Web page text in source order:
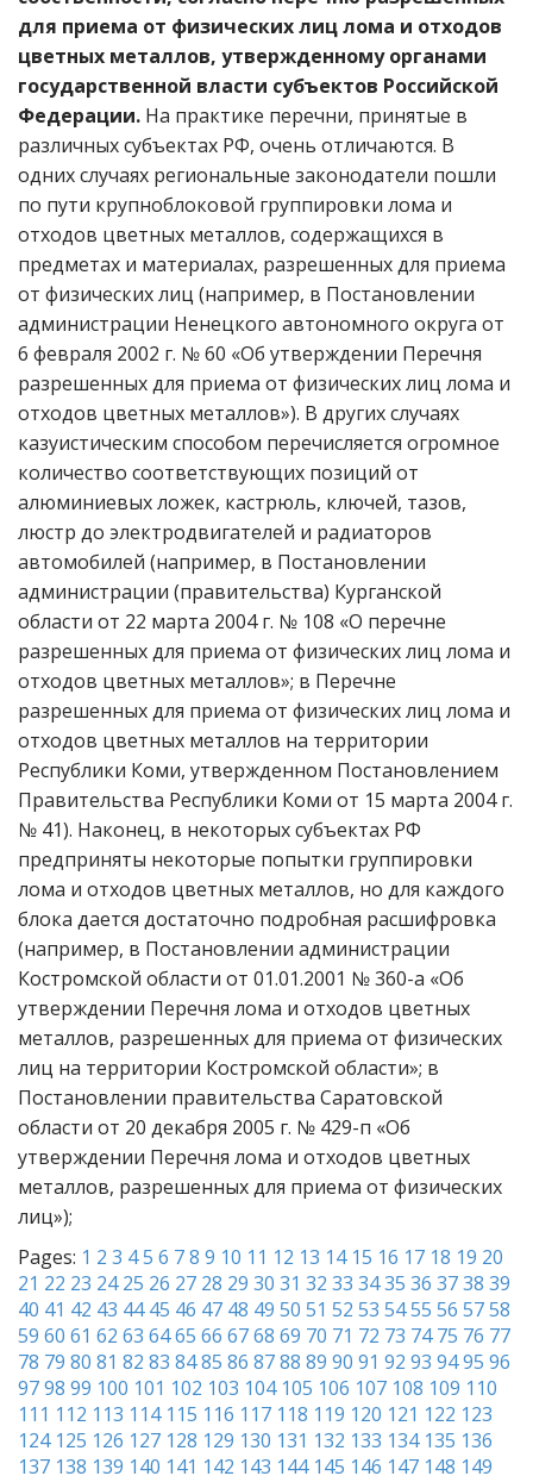
для приема от физических лиц лома и отходов
цветных металлов, утвержденному органами
государственной власти субъектов Российской
Федерации. На практике перечни, принятые в
различных субъектах РФ, очень отличаются. В
одних случаях региональные законодатели пошли
по пути крупноблоковой группировки лома и
отходов цветных металлов, содержащихся в
предметах и материалах, разрешенных для приема
от физических лиц (например, в Постановлении
администрации Ненецкого автономного округа от
6 февраля 2002 г. № 60 «Об утверждении Перечня
разрешенных для приема от физических лиц лома и
отходов цветных металлов»). В других случаях
казуистическим способом перечисляется огромное
количество соответствующих позиций от
алюминиевых ложек, кастрюль, ключей, тазов,
люстр до электродвигателей и радиаторов
автомобилей (например, в Постановлении
администрации (правительства) Курганской
области от 22 марта 2004 г. № 108 «О перечне
разрешенных для приема от физических лиц лома и
отходов цветных металлов»; в Перечне
разрешенных для приема от физических лиц лома и
отходов цветных металлов на территории
Республики Коми, утвержденном Постановлением
Правительства Республики Коми от 15 марта 2004 г.
№ 41). Наконец, в некоторых субъектах РФ
предприняты некоторые попытки группировки
лома и отходов цветных металлов, но для каждого
блока дается достаточно подробная расшифровка
(например, в Постановлении администрации
Костромской области от 01.01.2001 № 360-а «Об
утверждении Перечня лома и отходов цветных
металлов, разрешенных для приема от физических
лиц на территории Костромской области»; в
Постановлении правительства Саратовской
области от 20 декабря 2005 г. № 429-п «Об
утверждении Перечня лома и отходов цветных
металлов, разрешенных для приема от физических
лиц»);
Pages: 1 2 3 45 6 78 9 10 11 12 13 14 15 16 17 18 19 20
21 22 23 24 25 26 27 28 29 30 31 32 33 3435 36 3738 39
40 41 42 43 44 45 46 47 48 49 50 51 52 53 5455 56 5758
59 60 61 62 63 6465 66 6768 69 70 71 72 73 74 75 76 77
78 79 80 81 82 83 8485 86 8788 89 90 91 92 93 9495 96
9798 99 100 101 102 103 104 105 106 107 108 109 110
111 112 113 114 115 116 117 118 119 120 121 122 123
124 125 126 127 128 129 130 131 132 133 134 135 136
137 138 139 140 141 142 143 144 145 146 147 148 149